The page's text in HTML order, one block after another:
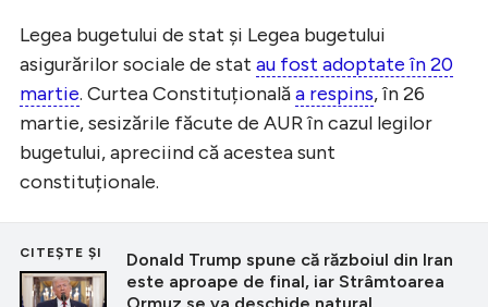
Legea bugetului de stat și Legea bugetului
asigurărilor sociale de stat au fost adoptate în 20
martie. Curtea Constituționalăa respins, în 26
martie, sesizările făcute de AUR în cazul legilor
bugetului, apreciind că acestea sunt
constituționale.
CITEȘTE ȘI
Donald Trump spune că războiul din Iran
este aproape de final, iar Strâmtoarea